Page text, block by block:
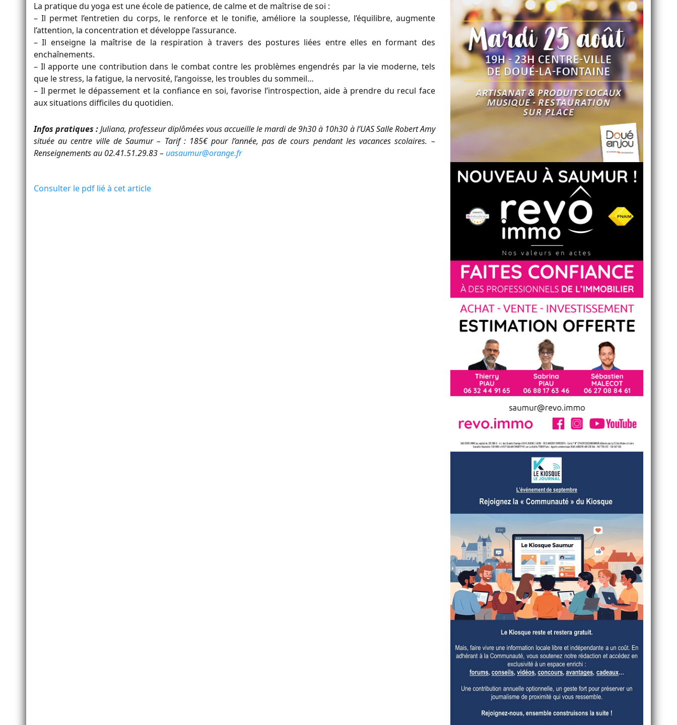
La pratique du yoga est une école de patience, de calme et de maîtrise de soi :
– Il permet l’entretien du corps, le renforce et le tonifie, améliore la souplesse, l’équilibre, augmente
l’attention, la concentration et développe l’assurance.
– Il enseigne la maîtrise de la respiration à travers des postures liées entre elles en formant des
enchaînements.
– Il apporte une contribution dans le combat contre les problèmes engendrés par la vie moderne, tels
que le stress, la fatigue, la nervosité, l’angoisse, les troubles du sommeil…
– Il permet le dépassement et la confiance en soi, favorise l’introspection, aide à prendre du recul face
aux situations difficiles du quotidien.
Infos pratiques :Juliana, professeur diplômées vous accueille le mardi de 9h30 à 10h30 à l’UAS Salle Robert Amy
située au centre ville de Saumur – Tarif : 185€ pour l’année, pas de cours pendant les vacances scolaires. –
Renseignements au 02.41.51.29.83 – uasaumur@orange.fr
Consulter le pdf lié à cet article